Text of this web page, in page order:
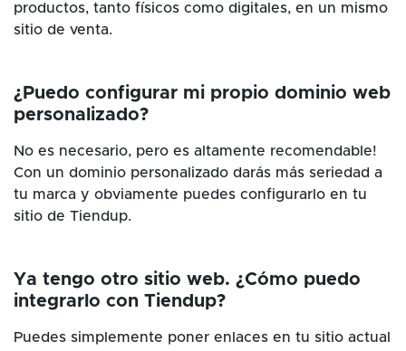
productos, tanto físicos como digitales, en un mismo
sitio de venta.
¿Puedo configurar mi propio dominio web
personalizado?
No es necesario, pero es altamente recomendable!
Con un dominio personalizado darás más seriedad a
tu marca y obviamente puedes configurarlo en tu
sitio de Tiendup.
Ya tengo otro sitio web. ¿Cómo puedo
integrarlo con Tiendup?
Puedes simplemente poner enlaces en tu sitio actual